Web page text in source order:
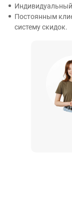
Постоянным
систему скидок.